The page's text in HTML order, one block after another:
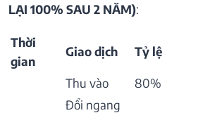
LẠI 100% SAU 2 NĂM):
Thời
gian
Giao dịch Tỷ lệ
Thu vào
80%
Đổi ngang